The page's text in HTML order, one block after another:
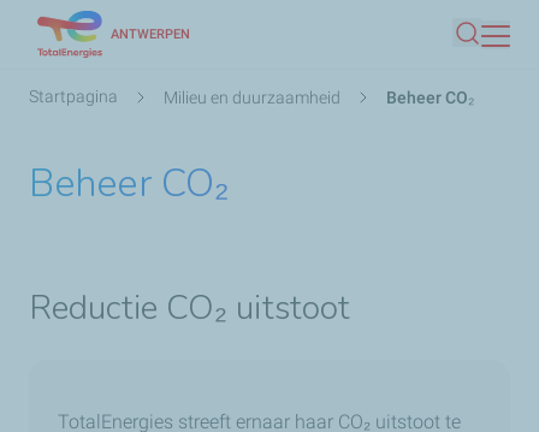
naar
ANTWERPEN
Zoeken
Kruimelpad
Startpagina Milieu en duurzaamheid Beheer CO₂
Beheer CO₂
Reductie CO₂ uitstoot
TotalEnergies streeft ernaar haar CO₂ uitstoot te